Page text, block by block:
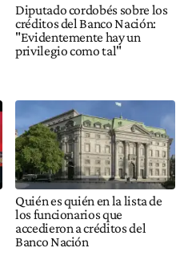
Diputado cordobés sobre los
créditos del Banco Nación:
"Evidentemente hay un
privilegio como tal"
Quién es quién en la lista de
los funcionarios que
accedieron a créditos del
Banco Nación